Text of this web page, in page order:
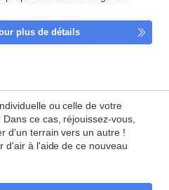
plus de détails
ou celle de votre
ce cas, réjouissez-vous,
d'un terrain vers un autre !
d'air à l'aide de ce nouveau